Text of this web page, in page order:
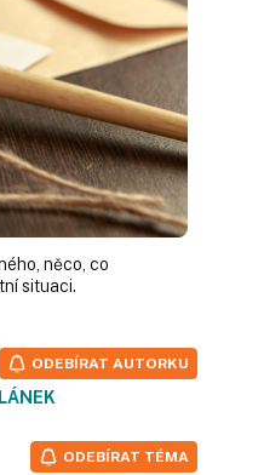
něco, co
situaci.
ODEBÍRAT AUTORKU
ODEBÍRAT TÉMA